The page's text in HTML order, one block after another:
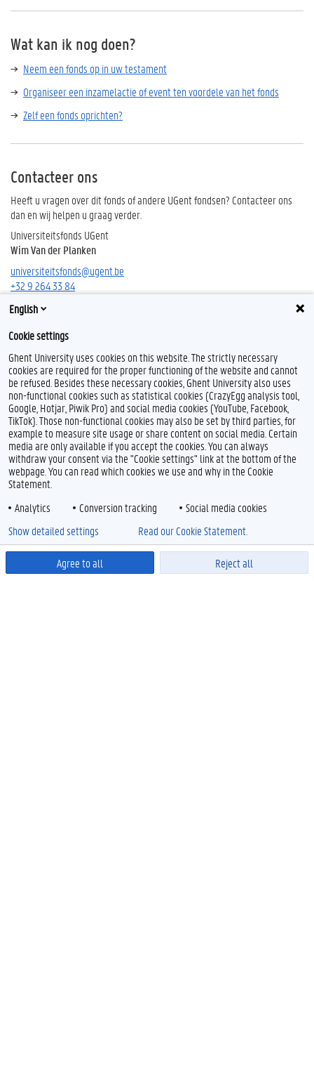
Wat kan ik nog doen?
Neem een fonds op in uw testament
Organiseer een inzamelactie of event ten voordele van het fonds
Zelf een fonds oprichten?
Contacteer ons
Heeft u vragen over dit fonds of andere UGent fondsen? Contacteer ons
dan en wij helpen u graag verder.
Universiteitsfonds UGent
Wim Van der Planken
universiteitsfonds@ugent.be
+32 9 264 33 84
English
Cookie settings
Ghent University uses cookies on this website. The strictly necessary
cookies are required for the proper functioning of the website and cannot
be refused. Besides these necessary cookies, Ghent University also uses
non-functional cookies such as statistical cookies (CrazyEgg analysis tool,
Google, Hotjar, Piwik Pro) and social media cookies (YouTube, Facebook,
TikTok). Those non-functional cookies may also be set by third parties, for
example to measure site usage or share content on social media. Certain
media are only available if you accept the cookies. You can always
withdraw your consent via the "Cookie settings" link at the bottom of the
webpage. You can read which cookies we use and why in the Cookie
Statement.
Analytics
Conversion tracking Social media cookies
Agree to all Reject all
Show detailed settings Read our Cookie Statement.